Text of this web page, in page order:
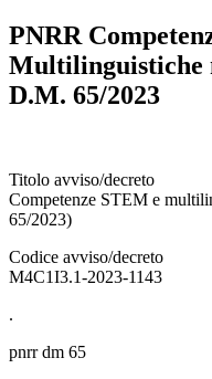
PNRR
Multilinguistiche
D.M. 65/2023
Titolo avviso/decreto
Competenze STEM e
65/2023)
Codice avviso/decreto
M4C1I3.1-2023-1143
.
pnrr dm 65